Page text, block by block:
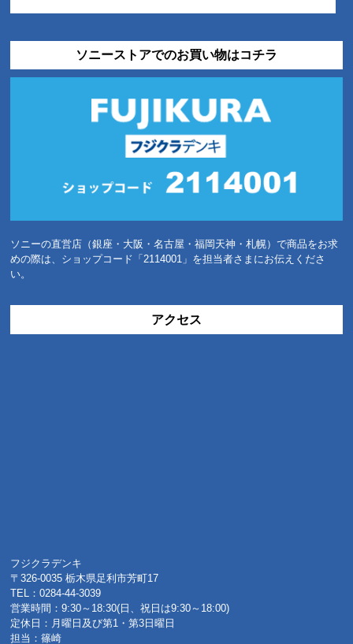
ソニーストアでのお買い物はコチラ
ソニーの直営店（銀座・大阪・名古屋・福岡天神・札幌）で商品をお求
めの際は、ショップコード「2114001」を担当者さまにお伝えくださ
い。
アクセス
フジクラデンキ
〒326-0035 栃木県足利市芳町17
TEL：0284-44-3039
営業時間：9:30～18:30(日、祝日は9:30～18:00)
定休日：月曜日及び第1・第3日曜日
担当：篠崎